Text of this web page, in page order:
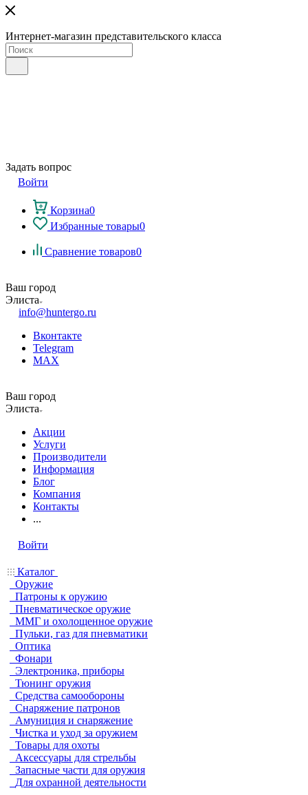
Интернет-магазин представительского класса
Задать вопрос
Войти
Корзина0
Избранные товары0
Сравнение товаров0
Ваш город
Элиста
info@huntergo.ru
Вконтакте
Telegram
MAX
Ваш город
Элиста
Акции
Услуги
Производители
Информация
Блог
Компания
Контакты
...
Войти
Каталог
Оружие
Патроны к оружию
Пневматическое оружие
ММГ и охолощенное оружие
Пульки, газ для пневматики
Оптика
Фонари
Электроника, приборы
Тюнинг оружия
Средства самообороны
Снаряжение патронов
Амуниция и снаряжение
Чистка и уход за оружием
Товары для охоты
Аксессуары для стрельбы
Запасные части для оружия
Для охранной деятельности